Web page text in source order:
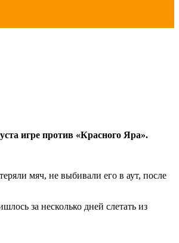
игре против «Красного Яра».
мяч, не выбивали его в аут, после
за несколько дней слетать из